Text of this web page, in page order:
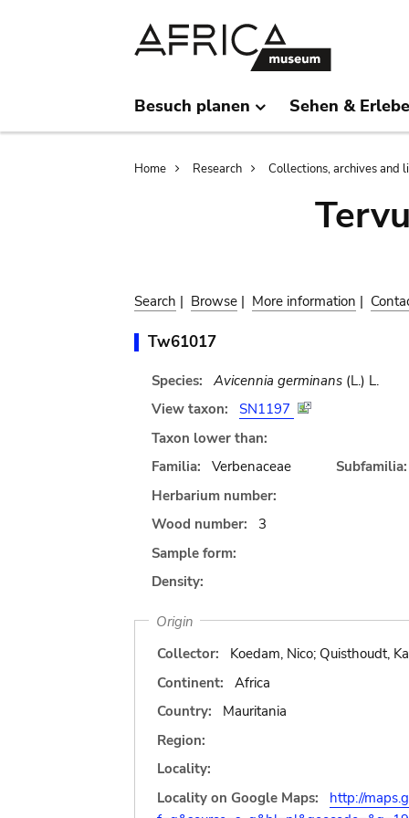
Besuch planen Sehen &
Breadcrumb
Home Research Collections, archives and
Search | Browse | More information |
Tw61017
Species: Avicennia germinans(L.) L.
View taxon:
SN1197
Taxon lower than:
Familia:
Verbenaceae
Subfamilia:
Herbarium number:
Wood number:
3
Sample form:
Density:
Origin
Collector:
Koedam, Nico; Quisthoudt,
Continent:
Africa
Country:
Mauritania
Region:
Locality:
Locality on Google Maps:
http://